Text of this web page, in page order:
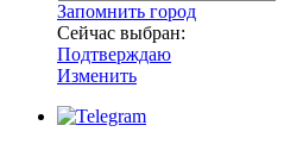
Запомнить город
Сейчас выбран:
Подтверждаю
Изменить